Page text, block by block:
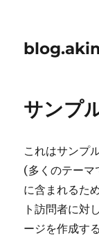
サンプ
これはサンプ
(多くのテーマ
に含まれるた
ト訪問者に対
ージを作成す